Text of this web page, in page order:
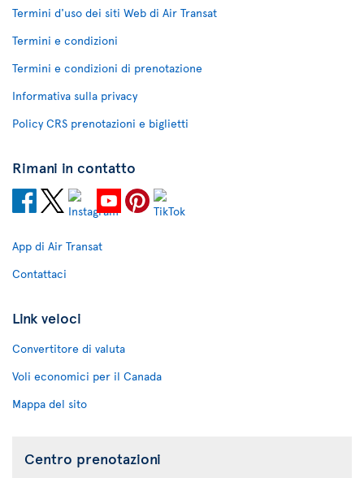
Termini d'uso dei siti Web di Air Transat
Termini e condizioni
Termini e condizioni di prenotazione
Informativa sulla privacy
Policy CRS prenotazioni e biglietti
Rimani in contatto
App di Air Transat
Contattaci
Link veloci
Convertitore di valuta
Voli economici per il Canada
Mappa del sito
Centro prenotazioni